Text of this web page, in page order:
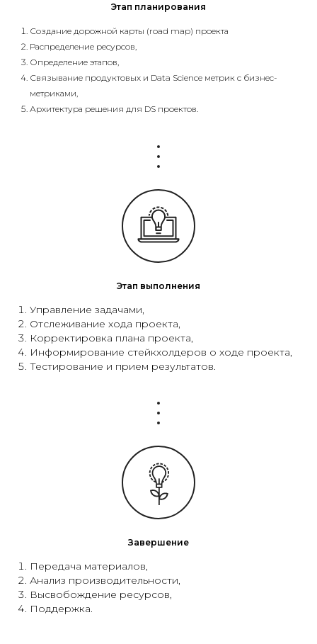
Этап планирования
Создание дорожной карты (road map) проекта
Распределение ресурсов,
Определение этапов,
Связывание продуктовых и Data Science метрик с бизнес-
метриками,
Архитектура решения для DS проектов.
Этап выполнения
Управление задачами,
Отслеживание хода проекта,
Корректировка плана проекта,
Информирование стейкхолдеров о ходе проекта,
Тестирование и прием результатов.
Завершение
Передача материалов,
Анализ производительности,
Высвобождение ресурсов,
Поддержка.